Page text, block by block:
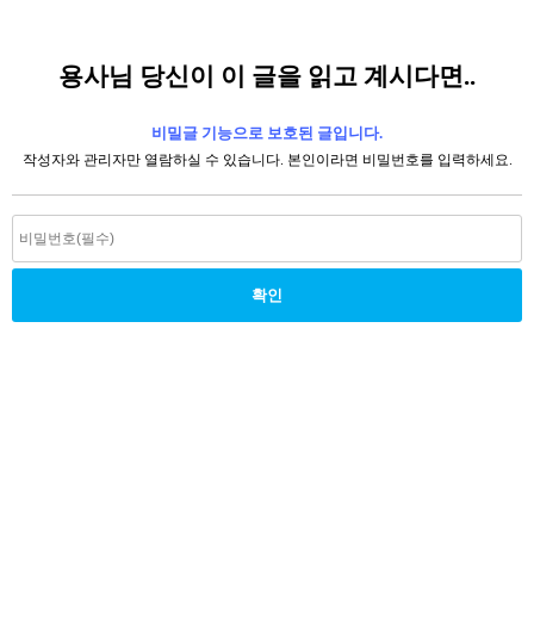
용사님 당신이 이 글을 읽고 계시다면..
비밀글 기능으로 보호된 글입니다.
작성자와 관리자만 열람하실 수 있습니다. 본인이라면 비밀번호를 입력하세요.